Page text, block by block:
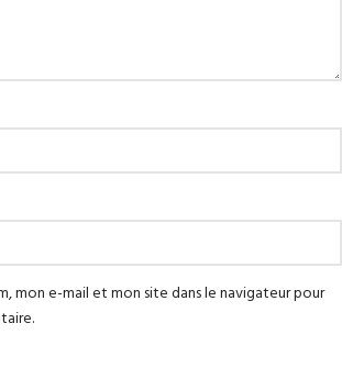
mon e-mail et mon site dans le navigateur pour